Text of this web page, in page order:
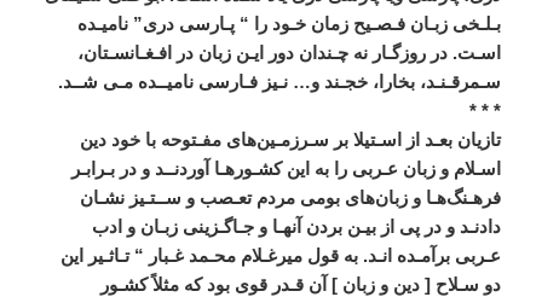
بـلـخی زبـان فـصـيح زمان خـود را “پـارسی دری”ناميـده
اسـت.در روزگـار نه چـندان دور ايـن زبان در
افـغـانسـتان،
سـمرقـنـد، بخارا، خجـند و…نـيز فـارسی ناميــده مـی شــد.
* * *
تازيان بعـد از اسـتيلا بر سـرزمـينهای مفـتوحه با خود دين
اسـلام و زبان عـربی را به اين کشـورهـا آوردنــد و در بـرابـر
فرهـنگهـا و زبانهای بومی مردم تعـصب و ســتـيز نشـان
دادنـد و در پی از بيـن بردن آنهـا و جـاگـزينی زبـان و ادب
عـربی برآمـده انـد.به قول ميرغـلام محـمد غـبار “تـاثـير
اين
دو سـلاح [دين و زبان ] آن قـدر قوی بود که مثلاً کشـور